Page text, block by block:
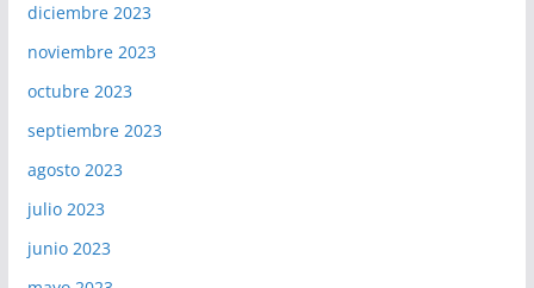
diciembre 2023
noviembre 2023
octubre 2023
septiembre 2023
agosto 2023
julio 2023
junio 2023